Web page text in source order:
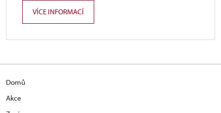
VÍCE INFORMACÍ
Domů
Akce